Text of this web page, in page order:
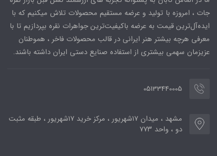
جات ، امروزه با تولید و عرضه مستقیم محصولات تلاش میکنیم که با
ایده‌آل‌ترین قیمت به عرضه باکیفیت‌ترین جواهرات نقره بپردازیم تا با
معرفی هرچه بیشتر هنر ایرانی در قالب محصولات فاخر ، هموطنان
عزیزمان سهمی بیشتری از استفاده صنایع دستی ایران داشته باشند.
05133440005
مشهد ، میدان ۱۷شهریور ، مرکز خرید ۱۷شهریور ، طبقه مثبت
دو ، واحد ۷۷۳